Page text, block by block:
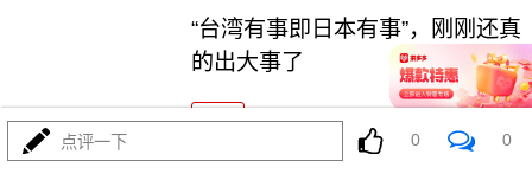
“台湾有事即日本有事”，刚刚还真
的出大事了
最热
点评一下 0 0